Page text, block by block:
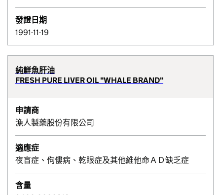
發證日期
1991-11-19
純鮮魚肝油
FRESH PURE LIVER OIL "WHALE BRAND"
申請商
漁人製藥股份有限公司
適應症
夜盲症、佝僂病、乾眼症及其他維他命ＡＤ缺乏症
含量